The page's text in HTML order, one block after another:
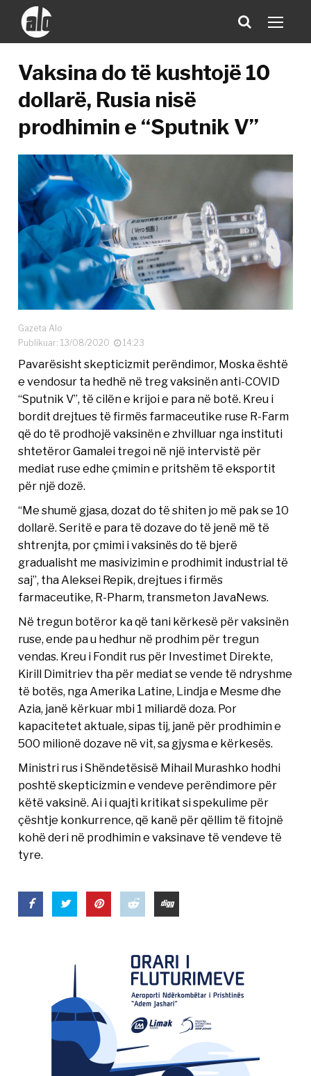
Vaksina do të kushtojë 10
dollarë, Rusia nisë
prodhimin e “Sputnik V”
Gazeta Alo
Publikuar: 13/08/2020
14:23
Pavarësisht skepticizmit perëndimor, Moska është
e vendosur ta hedhë në treg vaksinën anti-COVID
“Sputnik V”, të cilën e krijoi e para në botë. Kreu i
bordit drejtues të firmës farmaceutike ruse R-Farm
që do të prodhojë vaksinën e zhvilluar nga instituti
shtetëror Gamalei tregoi në një intervistë për
mediat ruse edhe çmimin e pritshëm të eksportit
për një dozë.
“Me shumë gjasa, dozat do të shiten jo më pak se 10
dollarë. Seritë e para të dozave do të jenë më të
shtrenjta, por çmimi i vaksinës do të bjerë
gradualisht me masivizimin e prodhimit industrial të
saj”, tha Aleksei Repik, drejtues i firmës
farmaceutike, R-Pharm, transmeton JavaNews.
Në tregun botëror ka që tani kërkesë për vaksinën
ruse, ende pa u hedhur në prodhim për tregun
vendas. Kreu i Fondit rus për Investimet Direkte,
Kirill Dimitriev tha për mediat se vende të ndryshme
të botës, nga Amerika Latine, Lindja e Mesme dhe
Azia, janë kërkuar mbi 1 miliardë doza. Por
kapacitetet aktuale, sipas tij, janë për prodhimin e
500 milionë dozave në vit, sa gjysma e kërkesës.
Ministri rus i Shëndetësisë Mihail Murashko hodhi
poshtë skepticizmin e vendeve perëndimore për
këtë vaksinë. Ai i quajti kritikat si spekulime për
çështje konkurrence, që kanë për qëllim të fitojnë
kohë deri në prodhimin e vaksinave të vendeve të
tyre.